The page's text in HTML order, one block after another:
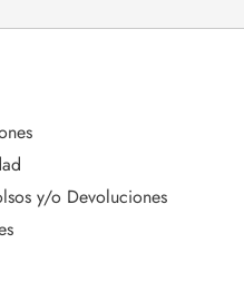
y/o Devoluciones